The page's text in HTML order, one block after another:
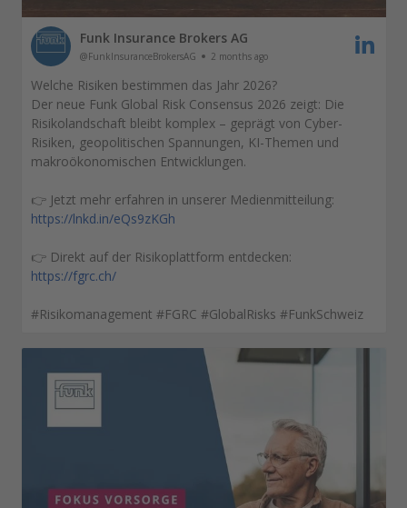
Funk Insurance Brokers AG
@FunkInsuranceBrokersAG 2 months ago
Welche Risiken bestimmen das Jahr 2026?
Der neue Funk Global Risk Consensus 2026 zeigt: Die
Risikolandschaft bleibt komplex – geprägt von Cyber-
Risiken, geopolitischen Spannungen, KI-Themen und
makroökonomischen Entwicklungen.
👉 Jetzt mehr erfahren in unserer Medienmitteilung:
https://lnkd.in/eQs9zKGh
👉 Direkt auf der Risikoplattform entdecken:
https://fgrc.ch/
#Risikomanagement #FGRC #GlobalRisks #FunkSchweiz